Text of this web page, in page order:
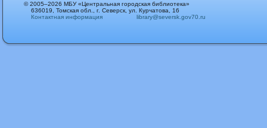
© 2005–2026 МБУ «Центральная городская библиотека»
636019, Томская обл., г. Северск, ул. Курчатова, 16
Контактная информация
library@seversk.gov70.ru